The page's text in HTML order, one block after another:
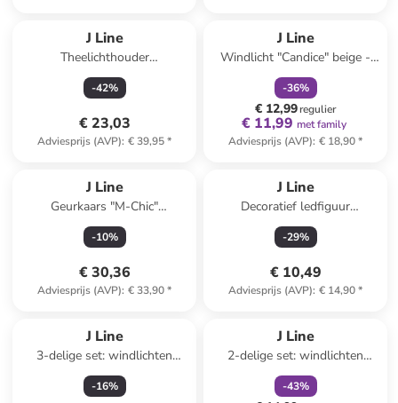
J Line
Theelichthouder
wit/goudkleurig - (H)30 x Ø 9
cm
-42%
€ 23,03
Adviesprijs (AVP): € 39,95*
J Line
Windlicht "Candice" beige -
(H)15 x Ø 13 cm
-36%
€ 12,99regulier
€ 11,99 met family
Adviesprijs (AVP): € 18,90*
J Line
Geurkaars "M-Chic"
goudkleurig - 386 g
-10%
€ 30,36
Adviesprijs (AVP): € 33,90*
J Line
Decoratief ledfiguur
tranparant/goudkleurig - (B)9
x (H)16 x (D)9 cm
-29%
€ 10,49
Adviesprijs (AVP): € 14,90*
J Line
3-delige set: windlichten
zilverkleurig - (H)9 x Ø 27 cm
-16%
J Line
2-delige set: windlichten
zilverkleurig - (H)15 x Ø 12
cm
-43%